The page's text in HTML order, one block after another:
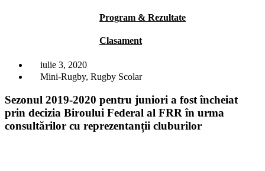
Program & Rezultate
Clasament
iulie 3, 2020
Mini-Rugby, Rugby Scolar
Sezonul 2019-2020 pentru juniori a fost încheiat
prin decizia Biroului Federal al FRR în urma
consultărilor cu reprezentanții cluburilor